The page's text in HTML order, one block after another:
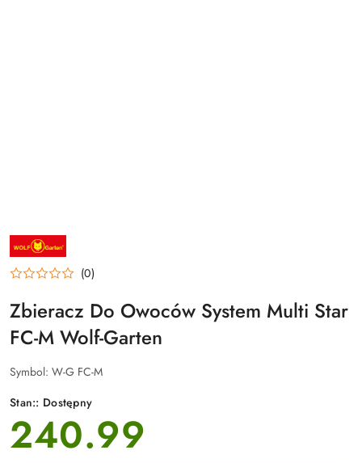
NAZWA
PRODUCENTA:
GARTEN (0)
Zbieracz Do Owoców System Multi Star
FC-M Wolf-Garten
Symbol: W-G FC-M
Stan:: Dostępny
cena:
240.99